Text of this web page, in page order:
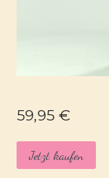
59,95 €
Jetzt kaufen